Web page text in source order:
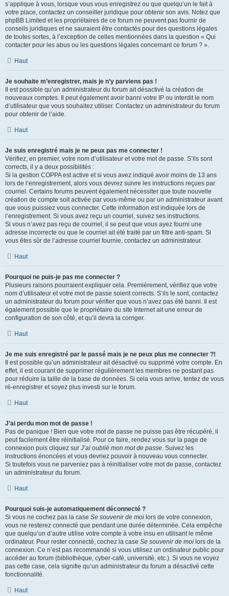
s’applique à vous, lorsque vous vous enregistrez ou que quelqu’un le fait à
votre place, contactez un conseiller juridique pour obtenir son avis. Notez que
phpBB Limited et les propriétaires de ce forum ne peuvent pas fournir de
conseils juridiques et ne sauraient être contactés pour des questions légales
de toutes sortes, à l’exception de celles mentionnées dans la question « Qui
contacter pour les abus ou les questions légales concernant ce forum ? ».
Haut
Je souhaite m’enregistrer, mais je n’y parviens pas !
Il est possible qu’un administrateur du forum ait désactivé la création de
nouveaux comptes. Il peut également avoir banni votre IP ou interdit le nom
d’utilisateur que vous souhaitez utiliser. Contactez un administrateur du forum
pour obtenir de l’aide.
Haut
Je suis enregistré mais je ne peux pas me connecter !
Vérifiez, en premier, votre nom d’utilisateur et votre mot de passe. S’ils sont
corrects, il y a deux possibilités :
Si la gestion COPPA est active et si vous avez indiqué avoir moins de 13 ans
lors de l’enregistrement, alors vous devrez suivre les instructions reçues par
courriel. Certains forums peuvent également nécessiter que toute nouvelle
création de compte soit activée par vous-même ou par un administrateur avant
que vous puissiez vous connecter. Cette information est indiquée lors de
l’enregistrement. Si vous avez reçu un courriel, suivez ses instructions.
Si vous n’avez pas reçu de courriel, il se peut que vous ayez fourni une
adresse incorrecte ou que le courriel ait été traité par un filtre anti-spam. Si
vous êtes sûr de l’adresse courriel fournie, contactez un administrateur.
Haut
Pourquoi ne puis-je pas me connecter ?
Plusieurs raisons pourraient expliquer cela. Premièrement, vérifiez que votre
nom d’utilisateur et votre mot de passe soient corrects. S’ils le sont, contactez
un administrateur du forum pour vérifier que vous n’avez pas été banni. Il est
également possible que le propriétaire du site Internet ait une erreur de
configuration de son côté, et qu’il devra la corriger.
Haut
Je me suis enregistré par le passé mais je ne peux plus me connecter ?!
Il est possible qu’un administrateur ait désactivé ou supprimé votre compte. En
effet, il est courant de supprimer régulièrement les membres ne postant pas
pour réduire la taille de la base de données. Si cela vous arrive, tentez de vous
ré-enregistrer et soyez plus investi sur le forum.
Haut
J’ai perdu mon mot de passe !
Pas de panique ! Bien que votre mot de passe ne puisse pas être récupéré, il
peut facilement être réinitialisé. Pour ce faire, rendez vous sur la page de
connexion puis cliquez sur J’ai oublié mon mot de passe. Suivez les
instructions énoncées et vous devriez pouvoir à nouveau vous connecter.
Si toutefois vous ne parveniez pas à réinitialiser votre mot de passe, contactez
un administrateur du forum.
Haut
Pourquoi suis-je automatiquement déconnecté ?
Si vous ne cochez pas la case Se souvenir de moi lors de votre connexion,
vous ne resterez connecté que pendant une durée déterminée. Cela empêche
que quelqu’un d’autre utilise votre compte à votre insu en utilisant le même
ordinateur. Pour rester connecté, cochez la case Se souvenir de moi lors de la
connexion. Ce n’est pas recommandé si vous utilisez un ordinateur public pour
accéder au forum (bibliothèque, cyber-café, université, etc.). Si vous ne voyez
pas cette case, cela signifie qu’un administrateur du forum a désactivé cette
fonctionnalité.
Haut